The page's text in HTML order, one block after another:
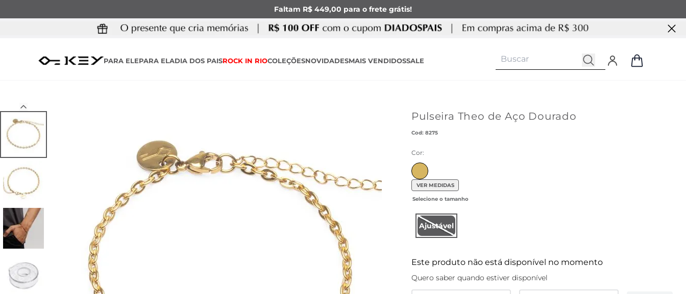
Faltam R$ 449,00 para o frete grátis!
PARA ELEPARA ELADIA DOS PAISROCK IN RIOCOLEÇÕESNOVIDADESMAIS VENDIDOSSALE
Pulseira Theo de Aço Dourado
:8275
Cor:
VER MEDIDAS
Ajustável
Este produto não está disponível no momento
Quero saber quando estiver disponível